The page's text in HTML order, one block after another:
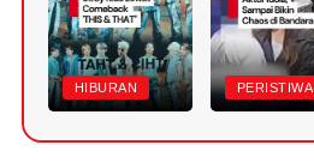
HIBURAN PERISTIWA